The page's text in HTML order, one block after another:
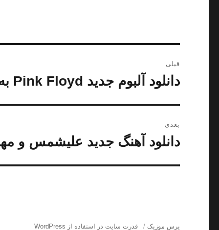
نوشته
قبلی
نوشته
دانلود آلبوم جدید Pink Floyd به نام Classic Diamonds
بعدی
نوشته
دانلود آهنگ جدید علیشمس و
پرس موزیک قدرت سایت در استفاده از WordPress